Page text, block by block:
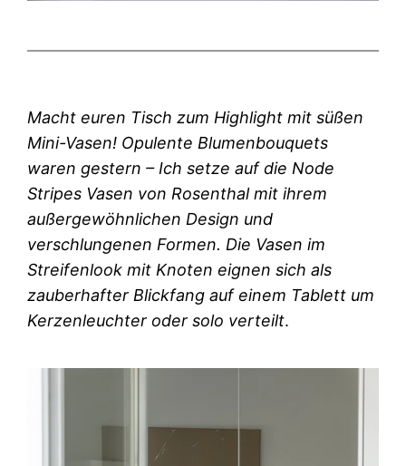
Macht euren Tisch zum Highlight mit süßen
Mini-Vasen! Opulente Blumenbouquets
waren gestern – Ich setze auf die Node
Stripes Vasen von Rosenthal mit ihrem
außergewöhnlichen Design und
verschlungenen Formen. Die Vasen im
Streifenlook mit Knoten eignen sich als
zauberhafter Blickfang auf einem Tablett um
Kerzenleuchter oder solo verteilt.